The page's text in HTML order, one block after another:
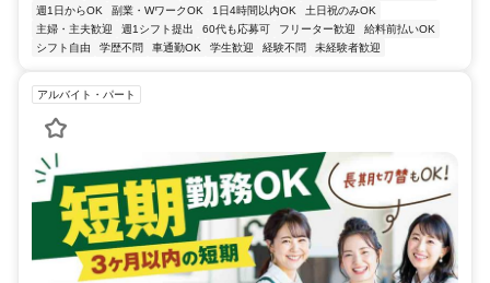
週1日からOK
副業・WワークOK 1日4時間以内OK
土日祝のみOK
主婦・主夫歓迎
週1シフト提出 60代も応募可 フリーター歓迎
給料前払いOK
シフト自由
学歴不問 車通勤OK 学生歓迎 経験不問 未経験者歓迎
アルバイト・パート